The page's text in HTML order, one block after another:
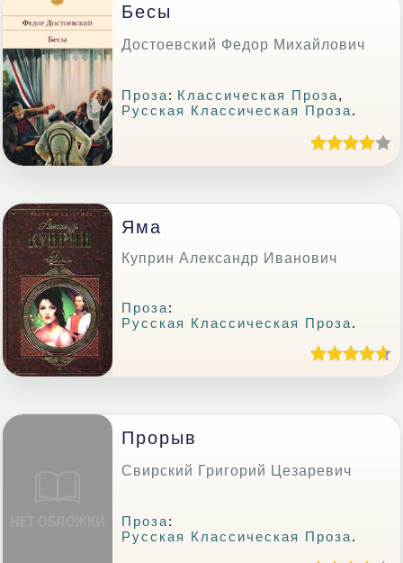
Бесы
Достоевский Федор Михайлович
Проза: Классическая Проза,
Русская Классическая Проза.
Яма
Куприн Александр Иванович
Проза:
Русская Классическая Проза.
Прорыв
Свирский Григорий Цезаревич
Проза:
Русская Классическая Проза.